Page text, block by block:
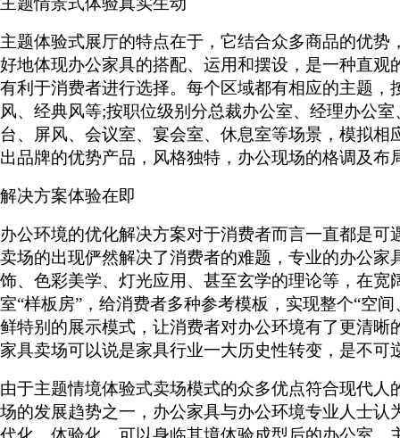
主题体验式展厅的特点在于，它结合众多商品的优
好地体现办公家具的搭配、运用和摆设，是一种直
有利于消费者进行选择。每个区域都有相应的主题
风、经典风等;按职位级别分总裁办公室、经理办公
台、屏风、会议室、宴会室、休息室等场景，模拟
出品牌的优势产品，风格独特，办公现场的格调及布
解决方案体验在即
办公环境的优化解决方案对于消费者而言一直都是
卖场的出现俨然解决了消费者的难题，专业的办公
饰、色彩美学、灯光应用、甚至玄学的理论等，在
室“样板房”，给消费者多种参考模板，实现整个“空
鲜特别的展示模式，让消费者对办公环境有了更清
家具卖场可以说是家具行业一大历史性转变，是不可
由于主题情境体验式卖场模式的众多优点符合现代
场的发展趋势之一，办公家具与办公环境专业人士